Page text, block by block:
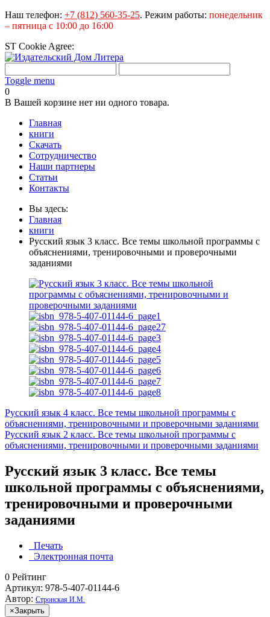
Наш телефон: +7 (812) 560-35-25. Режим работы: понедельник
– пятница с 10:00 до 16:00
ST Cookie Agree:
Toggle menu
0
В Вашей корзине нет ни одного товара.
Главная
книги
Скачать
Сотрудничество
Наши партнеры
Статьи
Контакты
Вы здесь:
Главная
книги
Русский язык 3 класс. Все темы школьной программы с
объяснениями, тренировочными и проверочными
заданиями
Русский язык 4 класс. Все темы школьной программы с
объяснениями, тренировочными и проверочными заданиями
Русский язык 2 класс. Все темы школьной программы с
объяснениями, тренировочными и проверочными заданиями
Русский язык 3 класс. Все темы
школьной программы с объяснениями,
тренировочными и проверочными
заданиями
Печать
Электронная почта
0 Рейтинг
Артикул: 978-5-407-01144-6
Автор: Стронская И.М.
×Закрыть